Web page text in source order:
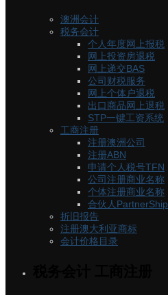
澳洲会计
税务会计
个人年度网上报税
网上投资房退税
网上递交BAS
公司财税服务
网上个体户退税
出口商品网上退税
STP一键工资系统
工商注册
注册澳洲公司
注册ABN
申请个人税号TFN
公司注册商业名称
个体注册商业名称
合伙人PartnerShip
折旧报告
注册澳大利亚商标
会计价格目录